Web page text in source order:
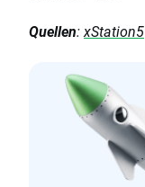
Quellen:xStation5